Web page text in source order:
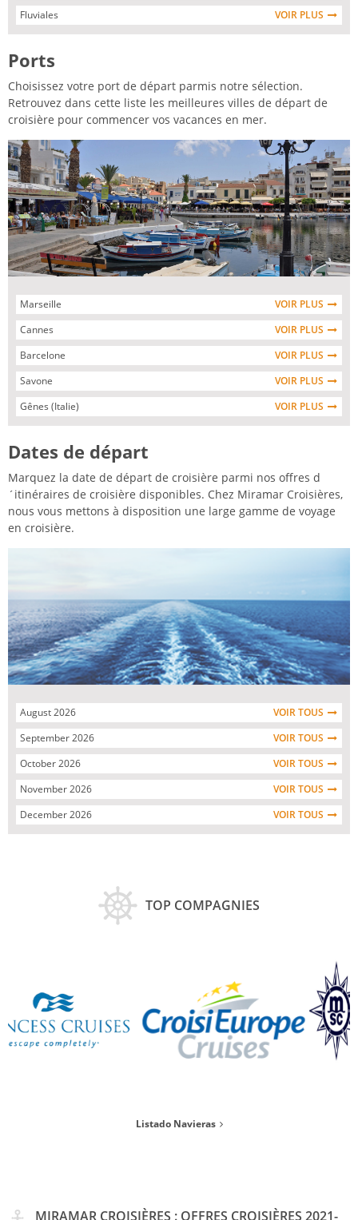
Fluviales
VOIR PLUS
Ports
Choisissez votre port de départ parmis notre sélection.
Retrouvez dans cette liste les meilleures villes de départ de
croisière pour commencer vos vacances en mer.
Marseille
VOIR PLUS
Cannes
VOIR PLUS
Barcelone
VOIR PLUS
Savone
VOIR PLUS
Gênes (Italie)
VOIR PLUS
Dates de départ
Marquez la date de départ de croisière parmi nos offres d
´itinéraires de croisière disponibles. Chez Miramar Croisières,
nous vous mettons à disposition une large gamme de voyage
en croisière.
August 2026
VOIR TOUS
September 2026
VOIR TOUS
October 2026
VOIR TOUS
November 2026
VOIR TOUS
December 2026
VOIR TOUS
TOP COMPAGNIES
Listado Navieras
MIRAMAR CROISIÈRES : OFFRES CROISIÈRES 2021-